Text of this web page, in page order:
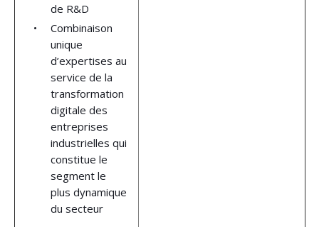
de R&D
Combinaison
unique
d’expertises au
service de la
transformation
digitale des
entreprises
industrielles qui
constitue le
segment le
plus dynamique
du secteur